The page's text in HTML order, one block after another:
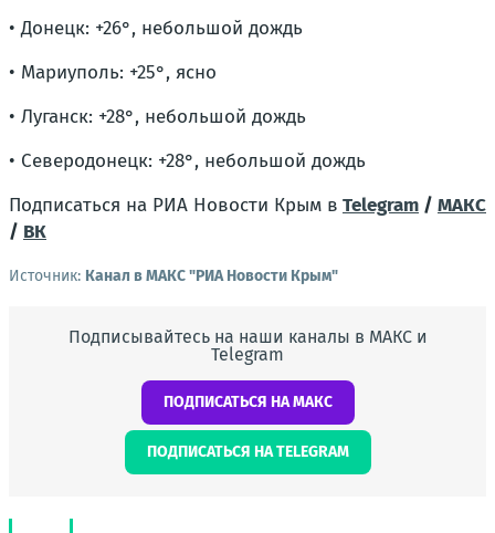
• Донецк: +26°, небольшой дождь
• Мариуполь: +25°, ясно
• Луганск: +28°, небольшой дождь
• Северодонецк: +28°, небольшой дождь
Подписаться на РИА Новости Крым в Telegram / МАКС
/ ВК
Источник: Канал в МАКС "РИА Новости Крым"
Подписывайтесь на наши каналы в МАКС и
Telegram
ПОДПИСАТЬСЯ НА МАКС
ПОДПИСАТЬСЯ НА TELEGRAM